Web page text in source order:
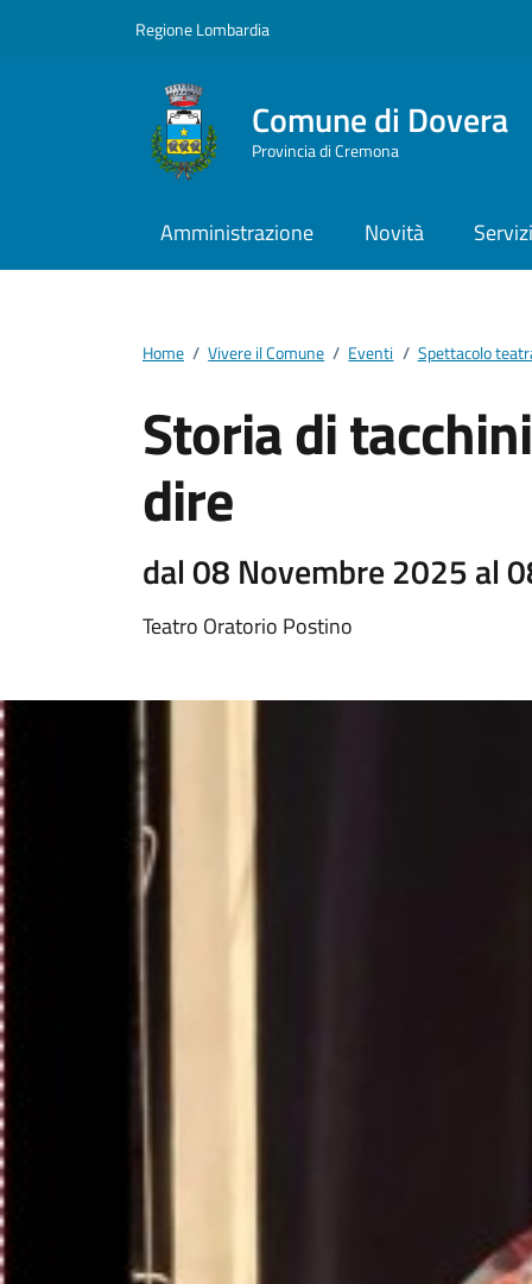
Regione Lombardia
Comune di Dovera
Provincia di Cremona
Amministrazione Novità
Home / Vivere il Comune / Eventi / Spettacolo
Storia di
dire
dal 08 Novembre 2025 al
Teatro Oratorio Postino